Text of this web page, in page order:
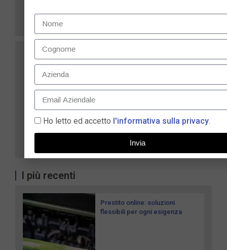
I più recenti
Prestito online: soluzioni
flessibili per ogni esigenza
Ho letto ed accetto l'informativa sulla privacy.
Invia